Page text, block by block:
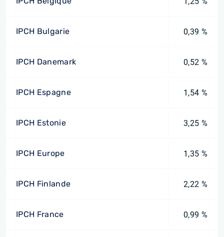
IPCH Bulgarie 0,39 %
IPCH Danemark 0,52 %
IPCH Espagne 1,54 %
IPCH Estonie 3,25 %
IPCH Europe 1,35 %
IPCH Finlande 2,22 %
IPCH France 0,99 %